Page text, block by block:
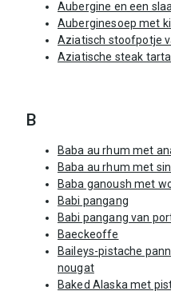
Aubergine en een
Auberginesoep met
Aziatisch stoofpotje
Aziatische steak
B
Baba au rhum met
Baba au rhum met
Baba ganoush met
Babi pangang
Babi pangang van
Baeckeoffe
Baileys-pistache
nougat
Baked Alaska met